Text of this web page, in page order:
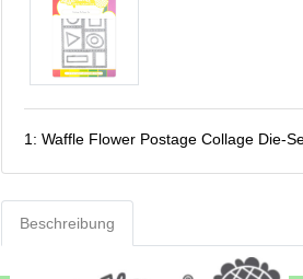
1: Waffle Flower Postage Collage Die-
Beschreibung